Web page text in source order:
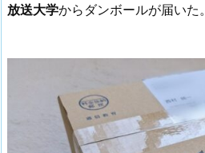
放送大学からダンボールが届いた。